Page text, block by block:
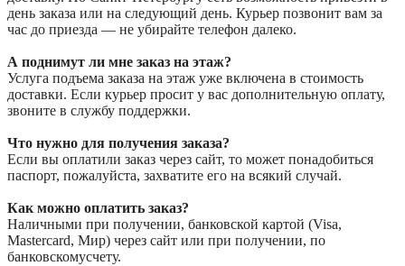
день заказа или на следующий день. Курьер позвонит вам за
час до приезда — не убирайте телефон далеко.
А поднимут ли мне заказ на этаж?
Услуга подъема заказа на этаж уже включена в стоимость
доставки. Если курьер просит у вас дополнительную оплату,
звоните в службу поддержки.
Что нужно для получения заказа?
Если вы оплатили заказ через сайт, то может понадобиться
паспорт, пожалуйста, захватите его на всякий случай.
Как можно оплатить заказ?
Наличными при получении, банковской картой (Visa,
Mastercard, Мир) через сайт или при получении, по
банковскомусчету.